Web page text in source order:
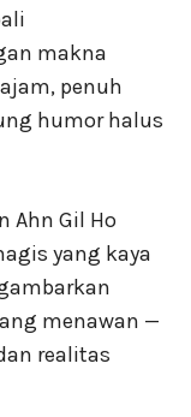
makna
penuh
humor halus
Ahn Gil Ho
yang kaya
menawan —
realitas